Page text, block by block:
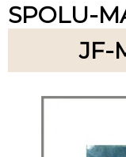
SPOLU-
JF-